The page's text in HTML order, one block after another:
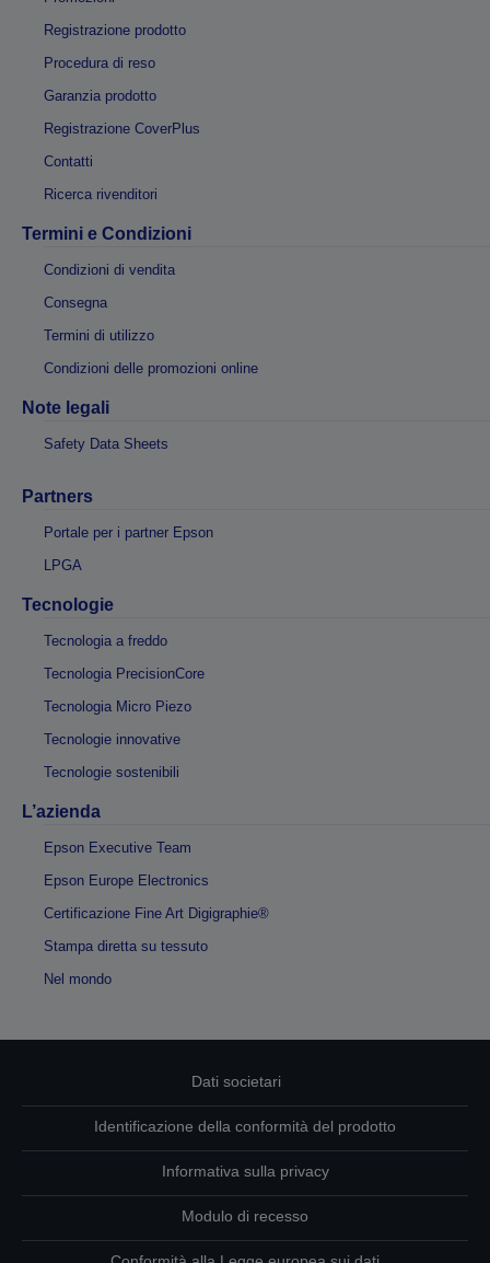
Registrazione prodotto
Procedura di reso
Garanzia prodotto
Registrazione CoverPlus
Contatti
Ricerca rivenditori
Termini e Condizioni
Condizioni di vendita
Consegna
Termini di utilizzo
Condizioni delle promozioni online
Note legali
Safety Data Sheets
Partners
Portale per i partner Epson
LPGA
Tecnologie
Tecnologia a freddo
Tecnologia PrecisionCore
Tecnologia Micro Piezo
Tecnologie innovative
Tecnologie sostenibili
L’azienda
Epson Executive Team
Epson Europe Electronics
Certificazione Fine Art Digigraphie®
Stampa diretta su tessuto
Nel mondo
Dati societari
Identificazione della conformità del prodotto
Informativa sulla privacy
Modulo di recesso